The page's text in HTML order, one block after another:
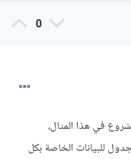
0
في هذا المثال،
للبيانات الخاصة بكل